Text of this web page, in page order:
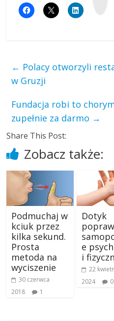
← Polacy otworzyli
w Gruzji
Fundacja robi to
zupełnie za darmo →
Share This Post:
Zobacz także:
Podmuchaj w
kciuk przez
kilka sekund.
Prosta
metoda na
wyciszenie
30 czerwca
2018
1
Dotyk
e
i
22
2024
0